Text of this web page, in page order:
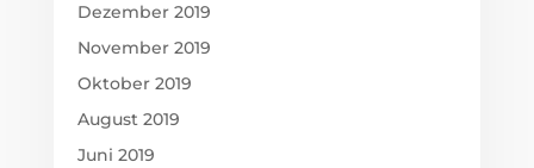
Dezember 2019
November 2019
Oktober 2019
August 2019
Juni 2019